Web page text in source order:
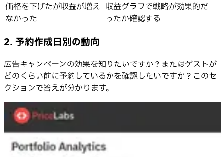
価格を下げたが収益が増え
なかった
収益グラフで戦略が効果的だ
ったか確認する
2. 予約作成日別の動向
広告キャンペーンの効果を知りたいですか？またはゲストが
どのくらい前に予約しているかを確認したいですか？このセ
クションで答えが分かります。